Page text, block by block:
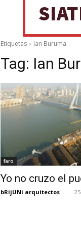
Etiquetas Ian Buruma
Tag: Ian
faro
Yo no cruzo el
bRijUNi arquitectos -